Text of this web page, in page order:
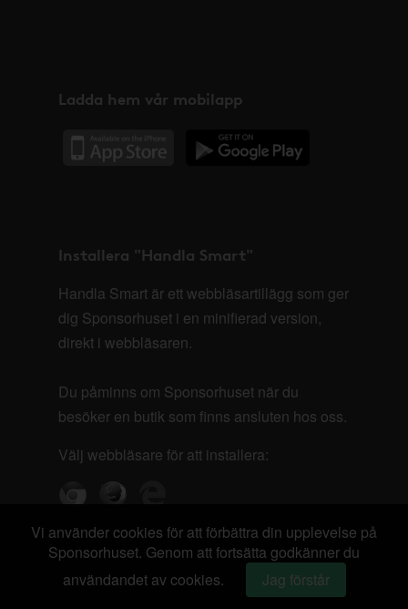
Ladda hem vår mobilapp
Installera "Handla Smart"
Handla Smart är ett webbläsartillägg som ger
dig Sponsorhuset i en minifierad version,
direkt i webbläsaren.
Du påminns om Sponsorhuset när du
besöker en butik som finns ansluten hos oss.
Välj webbläsare för att installera:
Vi använder cookies för att förbättra din upplevelse på
Sponsorhuset. Genom att fortsätta godkänner du
användandet av cookies.
Jag förstår